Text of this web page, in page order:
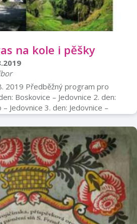
na kole i pěšky
2019 Předběžný program pro
Boskovice – Jedovnice 2. den:
– Jedovnice 3. den: Jedovnice –
4. den: Jedovnice – Vyškov
a vedoucí si vyhrazuje
Odjezd: 8. 8. 2019 Příbor –
Nakládka kol v 6:00 hod. Nástupní
Kopřivnice – Komerční banka
se nakládají jen v Příboře.